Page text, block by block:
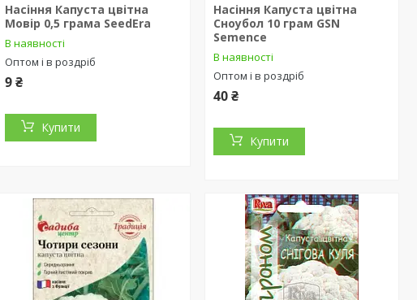
Насіння Капуста цвітна
Мовір 0,5 грама SeedEra
В наявності
Оптом і в роздріб
9 ₴
Купити
Насіння Капуста цвітна
Сноубол 10 грам GSN
Semence
В наявності
Оптом і в роздріб
40 ₴
Купити